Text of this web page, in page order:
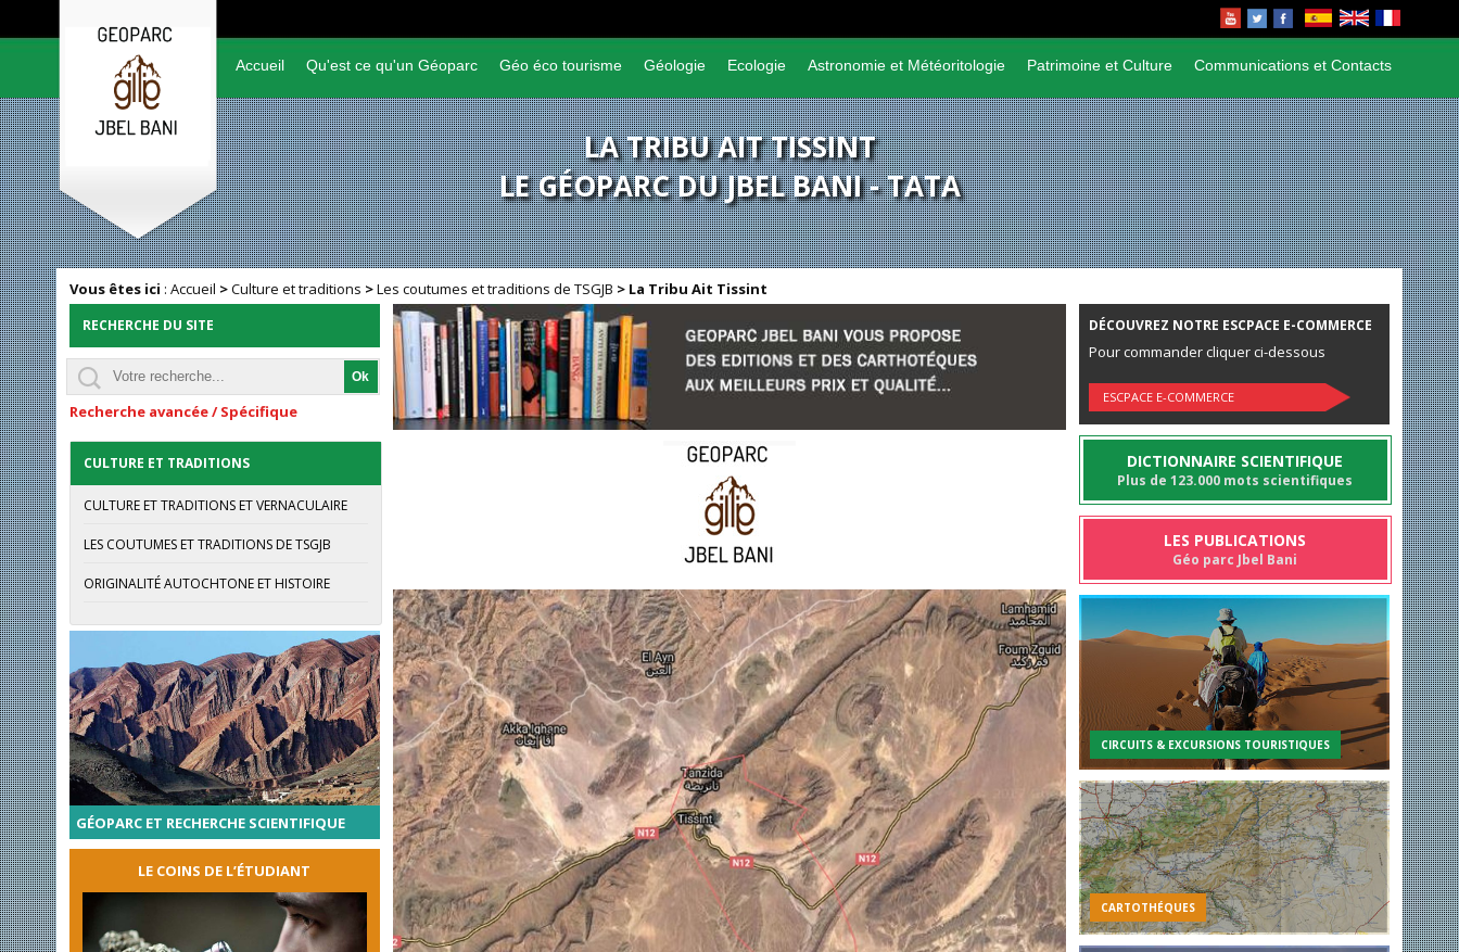
Accueil Qu'est ce qu'un Géoparc Géo éco tourisme Géologie Ecologie Astronomie et Météoritologie Patrimoine et Culture Communications et Contacts
LA TRIBU AIT TISSINT
LE GÉOPARC DU JBEL BANI - TATA
Vous êtes ici :Accueil >Culture et traditions >Les coutumes et traditions de TSGJB > La Tribu Ait Tissint
RECHERCHE DU SITE
Recherche avancée / Spécifique
CULTURE ET TRADITIONS
CULTURE ET TRADITIONS ET VERNACULAIRE
LES COUTUMES ET TRADITIONS DE TSGJB
ORIGINALITÉ AUTOCHTONE ET HISTOIRE
GÉOPARC ET RECHERCHE SCIENTIFIQUE
LE COINS DE L’ÉTUDIANT
DÉCOUVREZ NOTRE ESCPACE E-COMMERCE
Pour commander cliquer ci-dessous
ESCPACE E-COMMERCE
DICTIONNAIRE SCIENTIFIQUE
Plus de 123.000 mots scientifiques
LES PUBLICATIONS
Géo parc Jbel Bani
CIRCUITS & EXCURSIONS TOURISTIQUES
CARTOTHÉQUES